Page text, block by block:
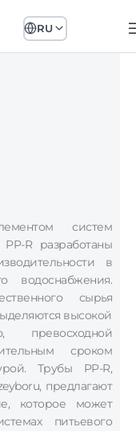
RU
систем
R разработаны
в
водоснабжения.
сырья
высокой
превосходной
сроком
Трубы PP-R,
предлагают
которое может
питьевого